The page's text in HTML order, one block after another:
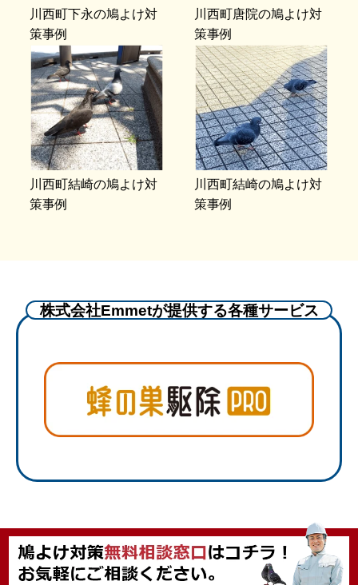
川西町下永の鳩よけ対
策事例
川西町唐院の鳩よけ対
策事例
川西町結崎の鳩よけ対
策事例
川西町結崎の鳩よけ対
策事例
株式会社Emmetが提供する各種サービス